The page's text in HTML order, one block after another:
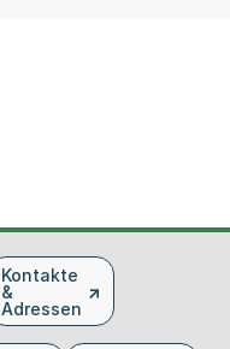
Kontakte
&
Adressen